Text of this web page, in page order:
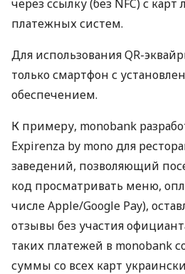
через ссылку (без NFC) с
платежных систем.
Для использования QR-
только смартфон с
обеспечением.
К примеру, monobank
Expirenza by mono для
заведений, позволяющий
код просматривать меню,
числе Apple/Google Pay),
отзывы без участия
таких платежей в monobank
суммы со всех карт